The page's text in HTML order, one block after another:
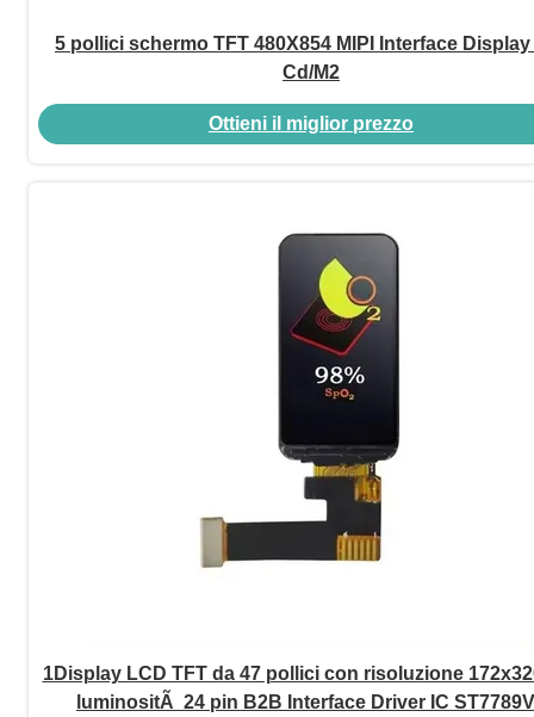
5 pollici schermo TFT 480X854 MIPI Interface Display
Cd/M2
Ottieni il miglior prezzo
1Display LCD TFT da 47 pollici con risoluzione
luminositÃ 24 pin B2B Interface Driver IC